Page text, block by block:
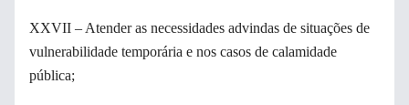
XXVII – Atender as necessidades advindas de situações de
vulnerabilidade temporária e nos casos de calamidade
pública;